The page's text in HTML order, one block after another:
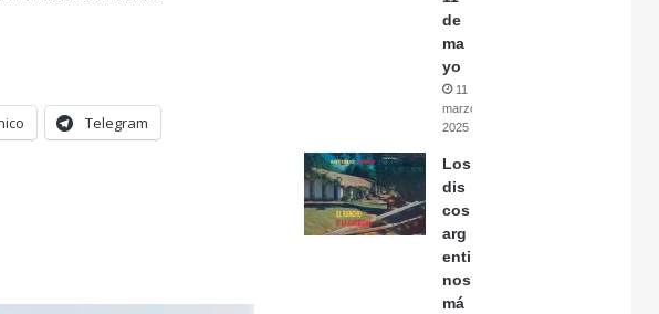
Telegram
de
ma
yo
11
marzo,
2025
Los
dis
cos
arg
enti
nos
má